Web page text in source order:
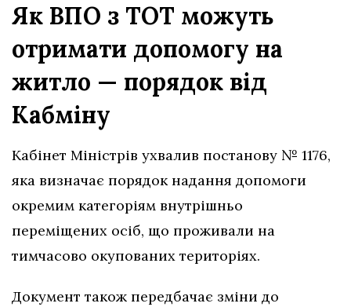
Як ВПО з ТОТ можуть
отримати допомогу на
житло — порядок від
Кабміну
Кабінет Міністрів ухвалив постанову № 1176,
яка визначає порядок надання допомоги
окремим категоріям внутрішньо
переміщених осіб, що проживали на
тимчасово окупованих територіях.
Документ також передбачає зміни до